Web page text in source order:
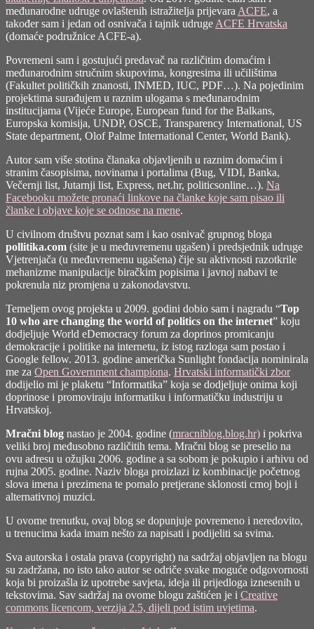
međunarodne udruge ovlaštenih istražitelja prijevara ACFE, a
također sam i jedan od osnivača i tajnik udruge ACFE Hrvatska
(domaće podružnice ACFE-a).
Povremeni sam i gostujući predavač na različitim domaćim i
međunarodnim stručnim skupovima, kongresima ili učilištima
(Fakultet političkih znanosti, INMED, IUC, PDF…). Na pojedinim
projektima surađujem u raznim ulogama s međunarodnim
institucijama (Vijeće Europe, European fund for the Balkans,
Europska komisija, UNDP, OSCE, Transparency International, US
State department, Olof Palme International Center, World Bank).
Autor sam više stotina članaka objavljenih u raznim domaćim i
stranim časopisima, novinama i portalima (Bug, VIDI, Banka,
Večernji list, Jutarnji list, Express, net.hr, politicsonline…). Na
Facebooku možete pronaći linkove na članke koje sam pisao ili
članke i objave koje se odnose na mene.
U civilnom društvu poznat sam i kao osnivač grupnog bloga
pollitika.com (site je u međuvremenu ugašen) i predsjednik udruge
Vjetrenjača (u međuvremenu ugašena) čije su aktivnosti razotkrile
mehanizme manipulacije biračkim popisima i javnoj nabavi te
pokrenula niz promjena u zakonodavstvu.
Temeljem ovog projekta u 2009. godini dobio sam i nagradu “Top
10 who are changing the world of politics on the internet” koju
dodjeljuje World eDemocracy forum za doprinos promicanju
demokracije i politike na internetu, iz istog razloga sam postao i
Google fellow. 2013. godine američka Sunlight fondacija nominirala
me za Open Government championa. Hrvatski informatički zbor
dodijelio mi je plaketu “Informatika” koja se dodjeljuje onima koji
doprinose i promoviraju informatiku i informatičku industriju u
Hrvatskoj.
Mračni blog nastao je 2004. godine (mracniblog.blog.hr) i pokriva
veliki broj međusobno različitih tema. Mračni blog se preselio na
ovu adresu u ožujku 2006. godine a sa sobom je pokupio i arhivu od
rujna 2005. godine. Naziv bloga proizlazi iz kombinacije početnog
slova imena i prezimena te pomalo pretjerane sklonosti crnoj boji i
alternativnoj muzici.
U ovome trenutku, ovaj blog se dopunjuje povremeno i neredovito,
u trenucima kada imam nešto za napisati i podijeliti sa svima.
Sva autorska i ostala prava (copyright) na sadržaj objavljen na blogu
su zadržana, no isto tako autor se odriče svake moguće odgovornosti
koja bi proizašla iz upotrebe savjeta, ideja ili prijedloga iznesenih u
tekstovima. Sav sadržaj na ovome blogu zaštićen je i Creative
commons licencom, verzija 2.5, dijeli pod istim uvjetima.